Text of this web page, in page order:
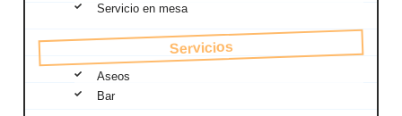
Servicio en mesa
Servicios
Aseos
Bar